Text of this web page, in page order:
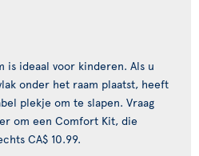
is ideaal voor kinderen. Als u
onder het raam plaatst, heeft
plekje om te slapen. Vraag
om een Comfort Kit, die
CA$ 10.99.